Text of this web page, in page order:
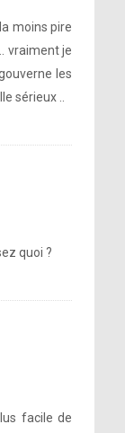
moins pire
vraiment je
les
sérieux ..
quoi ?
facile de